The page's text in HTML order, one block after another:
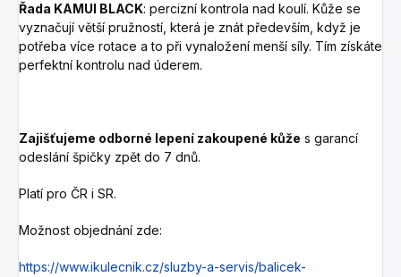
Řada KAMUI BLACK: percizní kontrola nad koulí. Kůže se
vyznačují větší pružností, která je znát především, když je
potřeba více rotace a to při vynaložení menší síly. Tím získáte
perfektní kontrolu nad úderem.
Zajišťujeme odborné lepení zakoupené kůže s garancí
odeslání špičky zpět do 7 dnů.
Platí pro ČR i SR.
Možnost objednání zde:
https://www.ikulecnik.cz/sluzby-a-servis/balicek-